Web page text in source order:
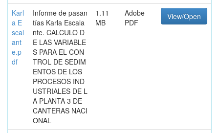
Karl
a E
scal
ant
e.p
df
Informe de pasan
tías Karla Escala
nte. CALCULO D
E LAS VARIABLE
S PARA EL CON
TROL DE SEDIM
ENTOS DE LOS
PROCESOS IND
USTRIALES DE L
A PLANTA 3 DE
CANTERAS NACI
ONAL
1.11
MB
Adobe
PDF
View/Open